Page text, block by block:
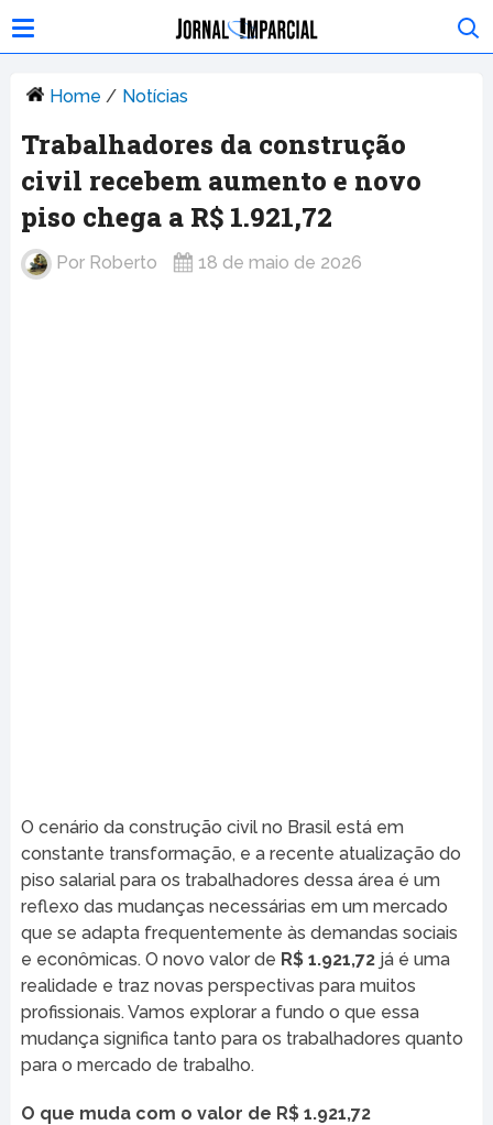
Home / Notícias
Trabalhadores da construção
civil recebem aumento e novo
piso chega a R$ 1.921,72
Por Roberto 18 de maio de 2026
O cenário da construção civil no Brasil está em
constante transformação, e a recente atualização do
piso salarial para os trabalhadores dessa área é um
reflexo das mudanças necessárias em um mercado
que se adapta frequentemente às demandas sociais
e econômicas. O novo valor de R$ 1.921,72já é uma
realidade e traz novas perspectivas para muitos
profissionais. Vamos explorar a fundo o que essa
mudança significa tanto para os trabalhadores quanto
para o mercado de trabalho.
O que muda com o valor de R$ 1.921,72